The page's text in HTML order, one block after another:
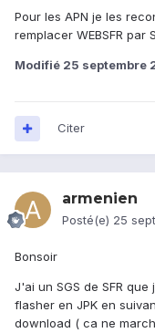
Pour les APN je les
remplacer WEBSFR par
Modifié 25 septembre
Citer
armenien
Posté(e) 25
Bonsoir
J'ai un SGS de SFR
flasher en JPK en
download ( ca ne